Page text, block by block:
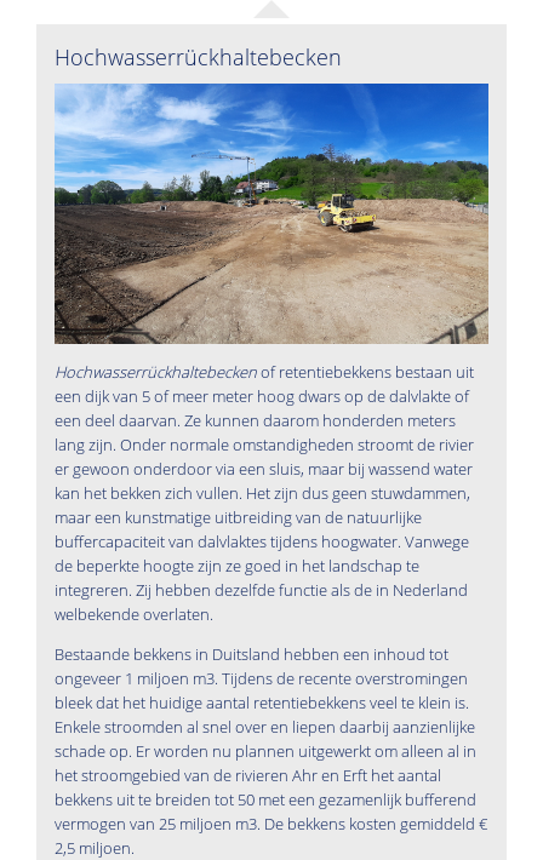
Hochwasserrückhaltebecken
Hochwasserrückhaltebeckenof retentiebekkens bestaan uit
een dijk van 5 of meer meter hoog dwars op de dalvlakte of
een deel daarvan. Ze kunnen daarom honderden meters
lang zijn. Onder normale omstandigheden stroomt de rivier
er gewoon onderdoor via een sluis, maar bij wassend water
kan het bekken zich vullen. Het zijn dus geen stuwdammen,
maar een kunstmatige uitbreiding van de natuurlijke
buffercapaciteit van dalvlaktes tijdens hoogwater. Vanwege
de beperkte hoogte zijn ze goed in het landschap te
integreren. Zij hebben dezelfde functie als de in Nederland
welbekende overlaten.
Bestaande bekkens in Duitsland hebben een inhoud tot
ongeveer 1 miljoen m3. Tijdens de recente overstromingen
bleek dat het huidige aantal retentiebekkens veel te klein is.
Enkele stroomden al snel over en liepen daarbij aanzienlijke
schade op. Er worden nu plannen uitgewerkt om alleen al in
het stroomgebied van de rivieren Ahr en Erft het aantal
bekkens uit te breiden tot 50 met een gezamenlijk bufferend
vermogen van 25 miljoen m3. De bekkens kosten gemiddeld €
2,5 miljoen.